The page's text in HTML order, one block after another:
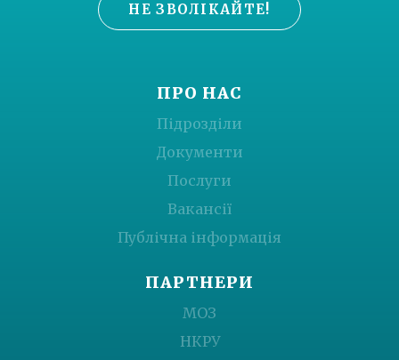
НЕ ЗВОЛІКАЙТЕ!
ПРО НАС
Підрозділи
Документи
Послуги
Вакансії
Публічна інформація
ПАРТНЕРИ
МОЗ
НКРУ